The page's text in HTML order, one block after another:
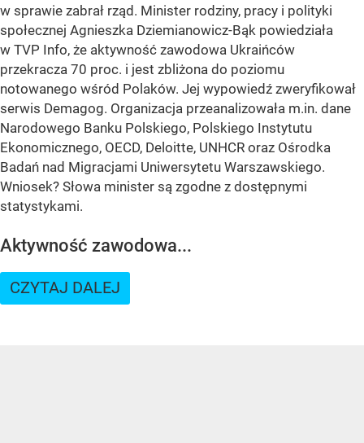
w sprawie zabrał rząd. Minister rodziny, pracy i polityki
społecznej Agnieszka Dziemianowicz-Bąk powiedziała
w TVP Info, że aktywność zawodowa Ukraińców
przekracza 70 proc. i jest zbliżona do poziomu
notowanego wśród Polaków. Jej wypowiedź zweryfikował
serwis Demagog. Organizacja przeanalizowała m.in. dane
Narodowego Banku Polskiego, Polskiego Instytutu
Ekonomicznego, OECD, Deloitte, UNHCR oraz Ośrodka
Badań nad Migracjami Uniwersytetu Warszawskiego.
Wniosek? Słowa minister są zgodne z dostępnymi
statystykami.
Aktywność zawodowa...
CZYTAJ DALEJ